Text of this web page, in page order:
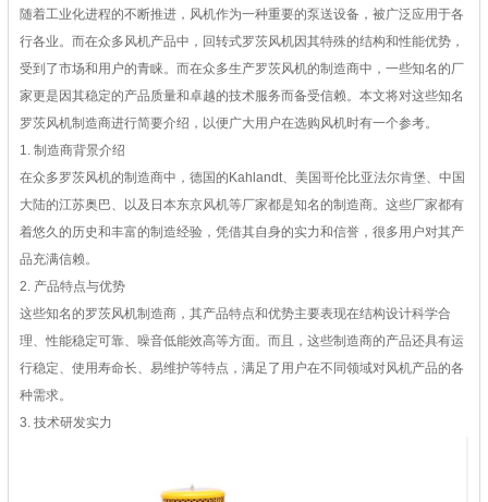
随着工业化进程的不断推进，风机作为一种重要的泵送设备，被广泛应用于各
行各业。而在众多风机产品中，回转式罗茨风机因其特殊的结构和性能优势，
受到了市场和用户的青睐。而在众多生产罗茨风机的制造商中，一些知名的厂
家更是因其稳定的产品质量和卓越的技术服务而备受信赖。本文将对这些知名
罗茨风机制造商进行简要介绍，以便广大用户在选购风机时有一个参考。
1. 制造商背景介绍
在众多罗茨风机的制造商中，德国的Kahlandt、美国哥伦比亚法尔肯堡、中国
大陆的江苏奥巴、以及日本东京风机等厂家都是知名的制造商。这些厂家都有
着悠久的历史和丰富的制造经验，凭借其自身的实力和信誉，很多用户对其产
品充满信赖。
2. 产品特点与优势
这些知名的罗茨风机制造商，其产品特点和优势主要表现在结构设计科学合
理、性能稳定可靠、噪音低能效高等方面。而且，这些制造商的产品还具有运
行稳定、使用寿命长、易维护等特点，满足了用户在不同领域对风机产品的各
种需求。
3. 技术研发实力